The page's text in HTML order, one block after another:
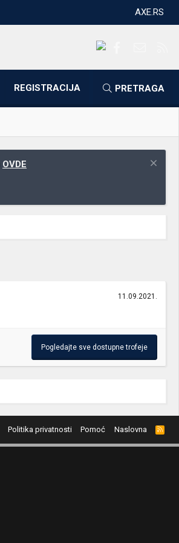
AXE.RS
REGISTRACIJA PRETRAGA
OVDE
11.09.2021.
Pogledajte sve dostupne trofeje
Politika privatnosti Pomoć Naslovna
R
S
S